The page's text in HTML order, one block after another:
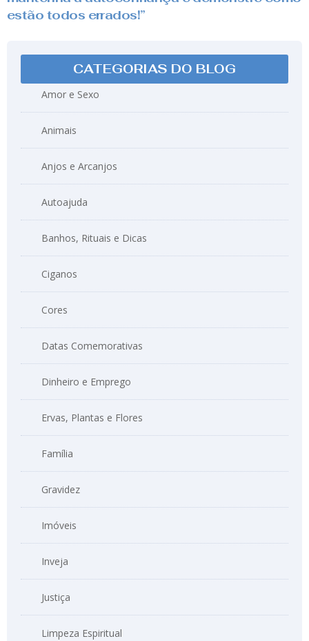
estão todos errados!”
CATEGORIAS DO BLOG
Amor e Sexo
Animais
Anjos e Arcanjos
Autoajuda
Banhos, Rituais e Dicas
Ciganos
Cores
Datas Comemorativas
Dinheiro e Emprego
Ervas, Plantas e Flores
Família
Gravidez
Imóveis
Inveja
Justiça
Limpeza Espiritual